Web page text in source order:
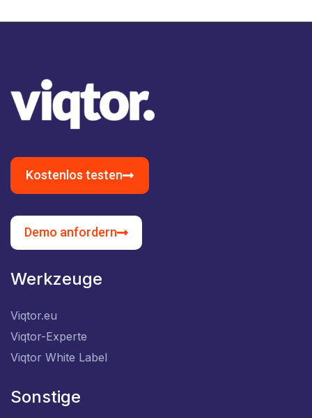
Kostenlos testen
Demo anfordern
Werkzeuge
Viqtor.eu
Viqtor-Experte
Viqtor White Label
Sonstige